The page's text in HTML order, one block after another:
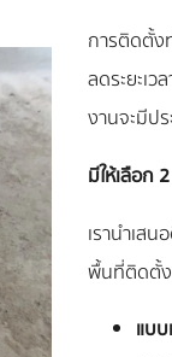
การติดตั้ง
ลดระยะเ
งานจะมีป
มีให้เลือก
เรานำเส
พื้นที่ติดตั้ง
แบ